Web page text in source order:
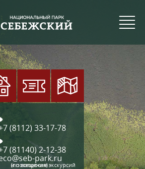
(8112) 33-17-78
(81140) 2-12-38
park.ru
(по вопросам экскурсий и посещения)